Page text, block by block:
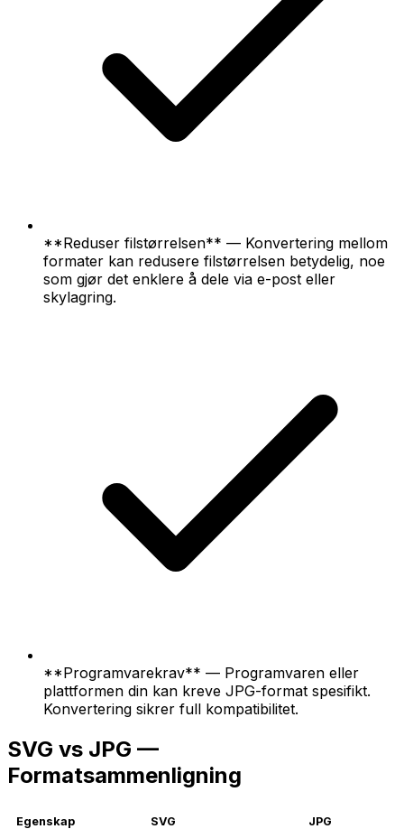
**Reduser filstørrelsen** — Konvertering mellom
formater kan redusere filstørrelsen betydelig, noe
som gjør det enklere å dele via e-post eller
skylagring.
**Programvarekrav** — Programvaren eller
plattformen din kan kreve JPG-format spesifikt.
Konvertering sikrer full kompatibilitet.
SVG vs JPG —
Formatsammenligning
Egenskap SVG JPG